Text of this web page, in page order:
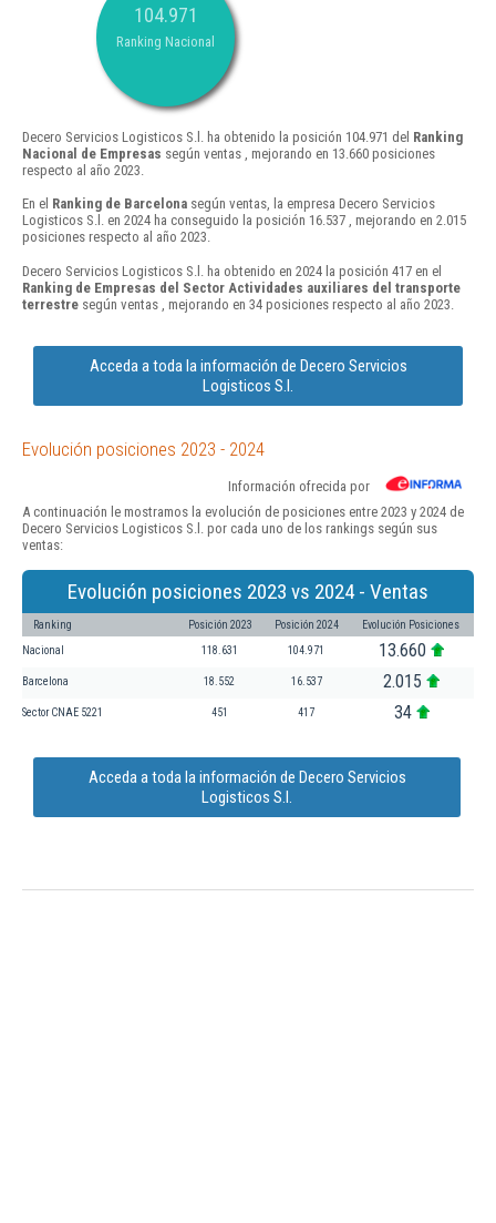
104.971
Ranking Nacional
Decero Servicios Logisticos S.l. ha obtenido la posición 104.971 del Ranking
Nacional de Empresas según ventas , mejorando en 13.660 posiciones
respecto al año 2023.
En el Ranking de Barcelona según ventas, la empresa Decero Servicios
Logisticos S.l. en 2024 ha conseguido la posición 16.537 , mejorando en 2.015
posiciones respecto al año 2023.
Decero Servicios Logisticos S.l. ha obtenido en 2024 la posición 417 en el
Ranking de Empresas del Sector Actividades auxiliares del transporte
terrestre según ventas , mejorando en 34 posiciones respecto al año 2023.
Acceda a toda la información de Decero Servicios
Logisticos S.l.
Evolución posiciones 2023 - 2024
Información ofrecida por
A continuación le mostramos la evolución de posiciones entre 2023 y 2024 de
Decero Servicios Logisticos S.l. por cada uno de los rankings según sus
ventas:
Evolución posiciones 2023 vs 2024 - Ventas
Ranking Posición 2023 Posición 2024 Evolución Posiciones
Nacional 118.631 104.971 13.660
Barcelona 18.552 16.537 2.015
Sector CNAE 5221 451 417 34
Acceda a toda la información de Decero Servicios
Logisticos S.l.